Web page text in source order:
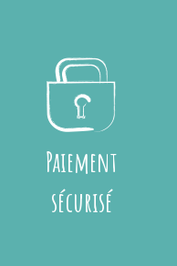
Paiement
sécurisé